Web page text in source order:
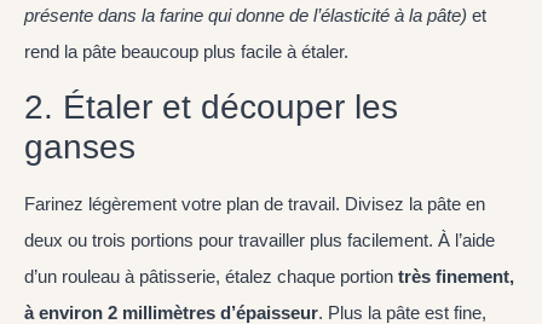
présente dans la farine qui donne de l’élasticité à la pâte) et
rend la pâte beaucoup plus facile à étaler.
2. Étaler et découper les
ganses
Farinez légèrement votre plan de travail. Divisez la pâte en
deux ou trois portions pour travailler plus facilement. À l’aide
d’un rouleau à pâtisserie, étalez chaque portion très finement,
à environ 2 millimètres d’épaisseur. Plus la pâte est fine,